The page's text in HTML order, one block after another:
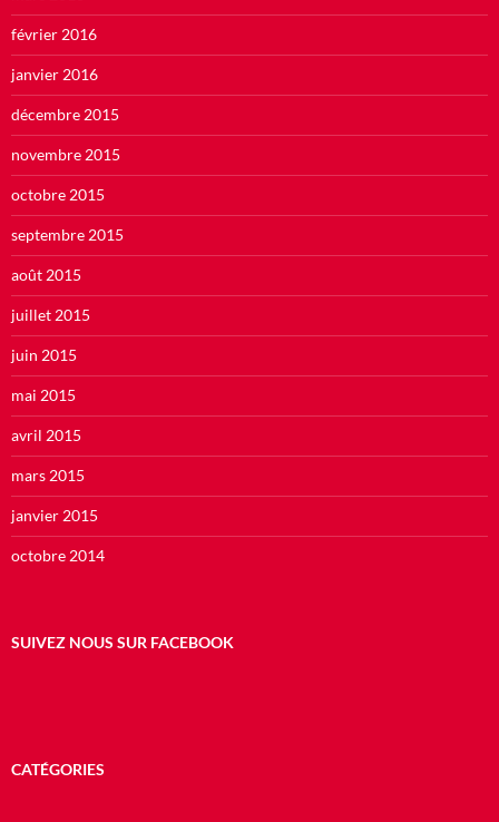
février 2016
janvier 2016
décembre 2015
novembre 2015
octobre 2015
septembre 2015
août 2015
juillet 2015
juin 2015
mai 2015
avril 2015
mars 2015
janvier 2015
octobre 2014
SUIVEZ NOUS SUR FACEBOOK
CATÉGORIES